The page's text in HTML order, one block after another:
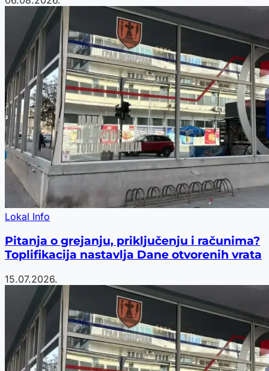
Lokal Info
Pitanja o grejanju, priključenju i računima?
Toplifikacija nastavlja Dane otvorenih vrata
15.07.2026.